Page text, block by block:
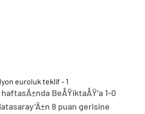
BeÅŸiktaÅŸ’a 1-0
8 puan gerisine